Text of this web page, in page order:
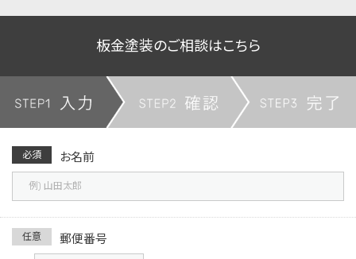
板金塗装のご相談はこちら
必須 お名前
任意 郵便番号